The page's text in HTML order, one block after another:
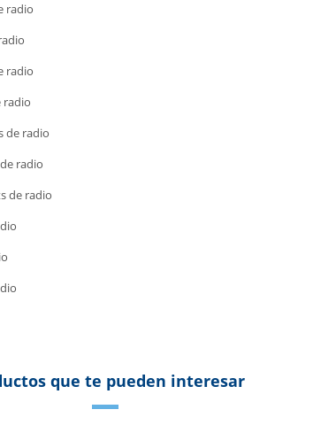
de radio
de radio
radio
de radio
de radio
de radio
radio
que te pueden interesar